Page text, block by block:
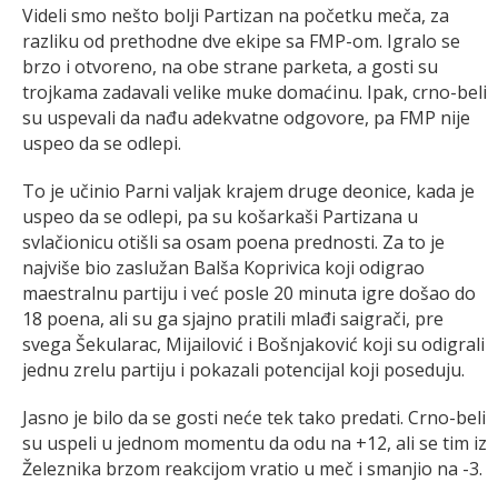
Videli smo nešto bolji Partizan na početku meča, za
razliku od prethodne dve ekipe sa FMP-om. Igralo se
brzo i otvoreno, na obe strane parketa, a gosti su
trojkama zadavali velike muke domaćinu. Ipak, crno-beli
su uspevali da nađu adekvatne odgovore, pa FMP nije
uspeo da se odlepi.
To je učinio Parni valjak krajem druge deonice, kada je
uspeo da se odlepi, pa su košarkaši Partizana u
svlačionicu otišli sa osam poena prednosti. Za to je
najviše bio zaslužan Balša Koprivica koji odigrao
maestralnu partiju i već posle 20 minuta igre došao do
18 poena, ali su ga sjajno pratili mlađi saigrači, pre
svega Šekularac, Mijailović i Bošnjaković koji su odigrali
jednu zrelu partiju i pokazali potencijal koji poseduju.
Jasno je bilo da se gosti neće tek tako predati. Crno-beli
su uspeli u jednom momentu da odu na +12, ali se tim iz
Železnika brzom reakcijom vratio u meč i smanjio na -3.